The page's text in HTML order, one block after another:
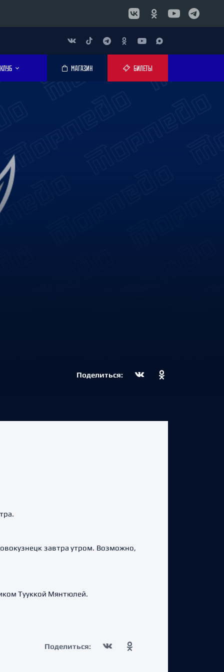
КЛУБ МАГАЗИН БИЛЕТЫ
Поделиться:
завтра утром. Возможно,
Тууккой Мянтюлей.
Поделиться: